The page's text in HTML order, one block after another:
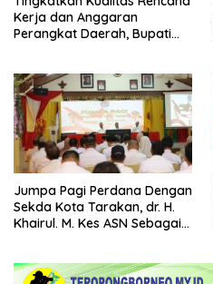
Kerja dan Anggaran
Perangkat Daerah, Bupati
Jumpa Pagi Perdana Dengan
Sekda Kota Tarakan, dr. H.
Khairul. M. Kes ASN Sebagai